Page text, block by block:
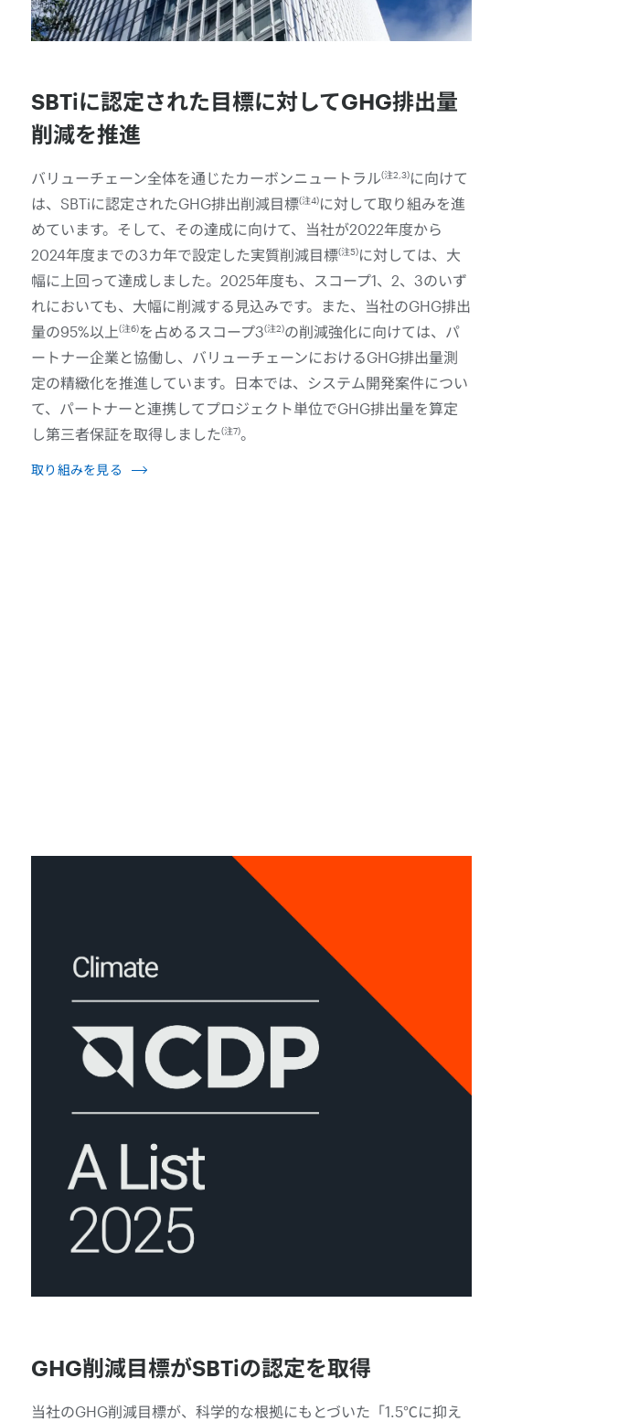
SBTiに認定された目標に対してGHG排出量
削減を推進
バリューチェーン全体を通じたカーボンニュートラル(注2,3)に向けて
は、SBTiに認定されたGHG排出削減目標(注4)に対して取り組みを進
めています。そして、その達成に向けて、当社が2022年度から
2024年度までの3カ年で設定した実質削減目標(注5)に対しては、大
幅に上回って達成しました。2025年度も、スコープ1、2、3のいず
れにおいても、大幅に削減する見込みです。また、当社のGHG排出
量の95%以上(注6)を占めるスコープ3(注2)の削減強化に向けては、パ
ートナー企業と協働し、バリューチェーンにおけるGHG排出量測
定の精緻化を推進しています。日本では、システム開発案件につい
て、パートナーと連携してプロジェクト単位でGHG排出量を算定
し第三者保証を取得しました(注7)。
取り組みを見る
GHG削減目標がSBTiの認定を取得
当社のGHG削減目標が、科学的な根拠にもとづいた「1.5℃に抑え